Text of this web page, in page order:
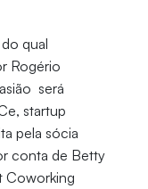
qual
Rogério
será
startup
pela sócia
conta de Betty
Coworking